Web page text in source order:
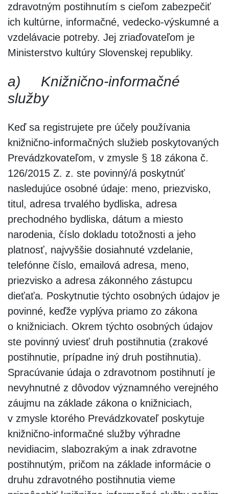
zdravotným postihnutím s cieľom zabezpečiť
ich kultúrne, informačné, vedecko-výskumné a
vzdelávacie potreby. Jej zriaďovateľom je
Ministerstvo kultúry Slovenskej republiky.
a) Knižnično-informačné
služby
Keď sa registrujete pre účely používania
knižnično-informačných služieb poskytovaných
Prevádzkovateľom, v zmysle § 18 zákona č.
126/2015 Z. z. ste povinný/á poskytnúť
nasledujúce osobné údaje: meno, priezvisko,
titul, adresa trvalého bydliska, adresa
prechodného bydliska, dátum a miesto
narodenia, číslo dokladu totožnosti a jeho
platnosť, najvyššie dosiahnuté vzdelanie,
telefónne číslo, emailová adresa, meno,
priezvisko a adresa zákonného zástupcu
dieťaťa. Poskytnutie týchto osobných údajov je
povinné, keďže vyplýva priamo zo zákona
o knižniciach. Okrem týchto osobných údajov
ste povinný uviesť druh postihnutia (zrakové
postihnutie, prípadne iný druh postihnutia).
Spracúvanie údaja o zdravotnom postihnutí je
nevyhnutné z dôvodov významného verejného
záujmu na základe zákona o knižniciach,
v zmysle ktorého Prevádzkovateľ poskytuje
knižnično-informačné služby výhradne
nevidiacim, slabozrakým a inak zdravotne
postihnutým, pričom na základe informácie o
druhu zdravotného postihnutia vieme